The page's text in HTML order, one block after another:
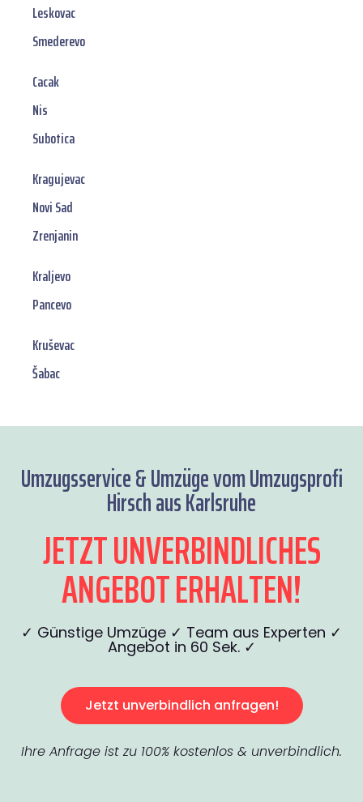
Leskovac
Smederevo
Cacak
Nis
Subotica
Kragujevac
Novi Sad
Zrenjanin
Kraljevo
Pancevo
Kruševac
Šabac
Umzugsservice & Umzüge vom Umzugsprofi
Hirsch aus Karlsruhe
JETZT UNVERBINDLICHES
ANGEBOT ERHALTEN!
✓ Günstige Umzüge ✓ Team aus Experten ✓
Angebot in 60 Sek. ✓
Jetzt unverbindlich anfragen!
Ihre Anfrage ist zu 100% kostenlos & unverbindlich.